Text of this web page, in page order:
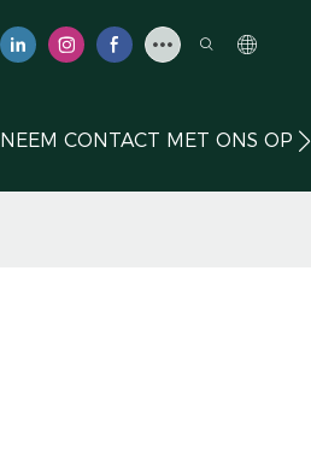
NEEM CONTACT MET ONS OP